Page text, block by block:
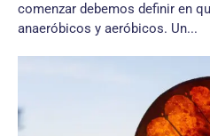
comenzar debemos definir en
anaeróbicos y aeróbicos. Un...